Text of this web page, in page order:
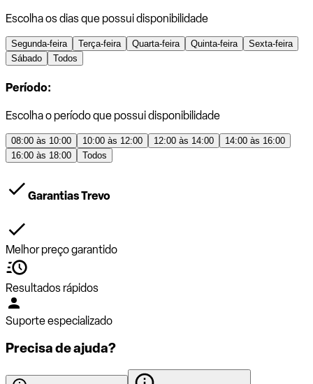
Escolha os dias que possui disponibilidade
Segunda-feira Terça-feira Quarta-feira Quinta-feira
Sexta-feira
Sábado
Todos
Período:
Escolha o período que possui disponibilidade
08:00 às 10:00 10:00 às 12:00 12:00 às 14:00
14:00 às 16:00
16:00 às 18:00
Todos
Garantias Trevo
Melhor preço garantido
Resultados rápidos
Suporte especializado
Precisa de ajuda?